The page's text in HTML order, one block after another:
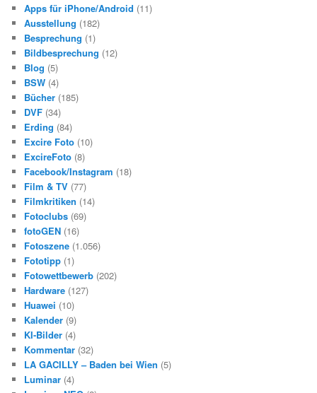
Apps für iPhone/Android (11)
Ausstellung (182)
Besprechung (1)
Bildbesprechung (12)
Blog (5)
BSW (4)
Bücher (185)
DVF (34)
Erding (84)
Excire Foto (10)
ExcireFoto (8)
Facebook/Instagram (18)
Film & TV (77)
Filmkritiken (14)
Fotoclubs (69)
fotoGEN (16)
Fotoszene (1.056)
Fototipp (1)
Fotowettbewerb (202)
Hardware (127)
Huawei (10)
Kalender (9)
KI-Bilder (4)
Kommentar (32)
LA GACILLY – Baden bei Wien (5)
Luminar (4)